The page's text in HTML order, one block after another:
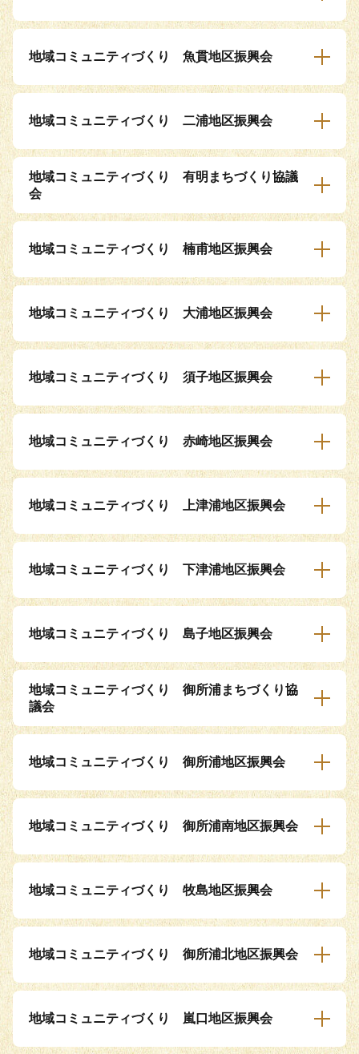
地域コミュニティづくり 魚貫地区振興会
地域コミュニティづくり 二浦地区振興会
地域コミュニティづくり 有明まちづくり協議
会
地域コミュニティづくり 楠甫地区振興会
地域コミュニティづくり 大浦地区振興会
地域コミュニティづくり 須子地区振興会
地域コミュニティづくり 赤崎地区振興会
地域コミュニティづくり 上津浦地区振興会
地域コミュニティづくり 下津浦地区振興会
地域コミュニティづくり 島子地区振興会
地域コミュニティづくり 御所浦まちづくり協
議会
地域コミュニティづくり 御所浦地区振興会
地域コミュニティづくり 御所浦南地区振興会
地域コミュニティづくり 牧島地区振興会
地域コミュニティづくり 御所浦北地区振興会
地域コミュニティづくり 嵐口地区振興会